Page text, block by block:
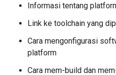
Informasi tentang
Link ke toolchain yang
Cara mengonfigurasi
platform
Cara mem-build dan